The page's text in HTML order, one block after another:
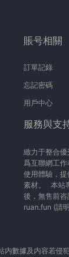
賬号相關
訂單記錄
忘記密碼
用戶中心
服務與支
緻力于整合優
爲互聯網工
使用體驗，提
素材。 本站
後，無售前咨
ruan.fun (請
數據及内容若侵